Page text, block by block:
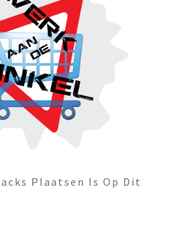
Plaatsen Is Op Dit